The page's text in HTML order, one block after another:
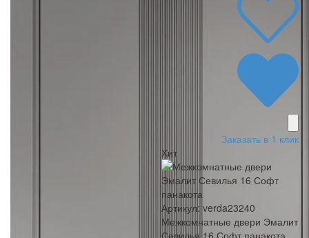
Заказать в 1 клик
Хит
Артикул: verda23240
Межкомнатные двери Эмалит